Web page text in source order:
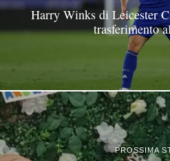
Harry Winks di Leicester
trasferimento
PROSSIMA